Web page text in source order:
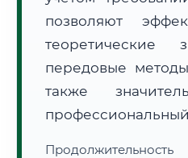
📜 Документы и аккредитация
🔍Нажмите на документ для
позволяют
теоретические
передовые
также